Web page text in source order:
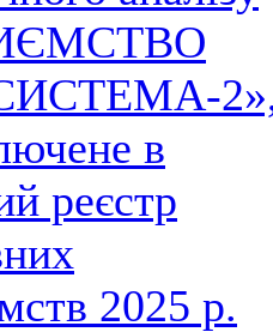
в
реєстр
2025 р.